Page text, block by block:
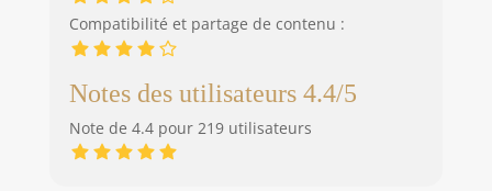
Compatibilité et partage de contenu :
Notes des utilisateurs 4.4/5
Note de 4.4 pour 219 utilisateurs